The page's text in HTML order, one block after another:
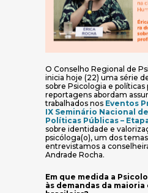
O Conselho Regional de
inicia hoje (22) uma série
sobre Psicologia e políticas
reportagens abordam
trabalhados nos Eventos
IX Seminário Nacional
Políticas Públicas –
sobre identidade e
psicóloga(o), um dos
entrevistamos a
Andrade Rocha.
Em que medida a
às demandas da